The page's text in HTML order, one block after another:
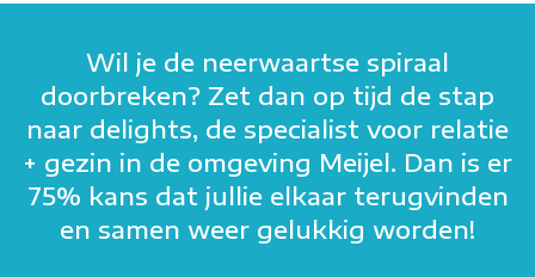
Wil je de neerwaartse spiraal
doorbreken? Zet dan op tijd de stap
naar delights, de specialist voor relatie
+ gezin in de omgeving Meijel. Dan is er
75% kans dat jullie elkaar terugvinden
en samen weer gelukkig worden!